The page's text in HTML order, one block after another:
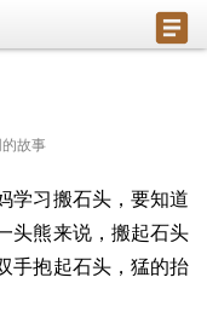
故事
学习搬石头，要知道
头熊来说，搬起石头
手抱起石头，猛的抬